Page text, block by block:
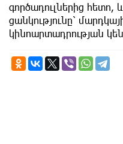
գործադուլներից հետո,
ցանկությունը՝
կինոարտադրության